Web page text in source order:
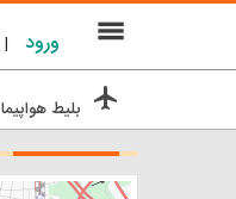
| ورود menu
flight بلیط هواپیما